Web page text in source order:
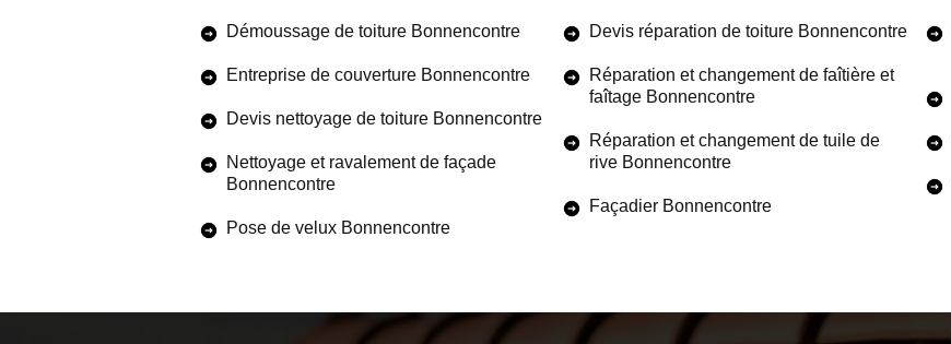
Démoussage de toiture Bonnencontre
Entreprise de couverture Bonnencontre
Devis nettoyage de toiture Bonnencontre
Nettoyage et ravalement de façade
Bonnencontre
Pose de velux Bonnencontre
Devis réparation de toiture Bonnencontre
Réparation et changement de faîtière et
faîtage Bonnencontre
Réparation et changement de tuile de
rive Bonnencontre
Façadier Bonnencontre